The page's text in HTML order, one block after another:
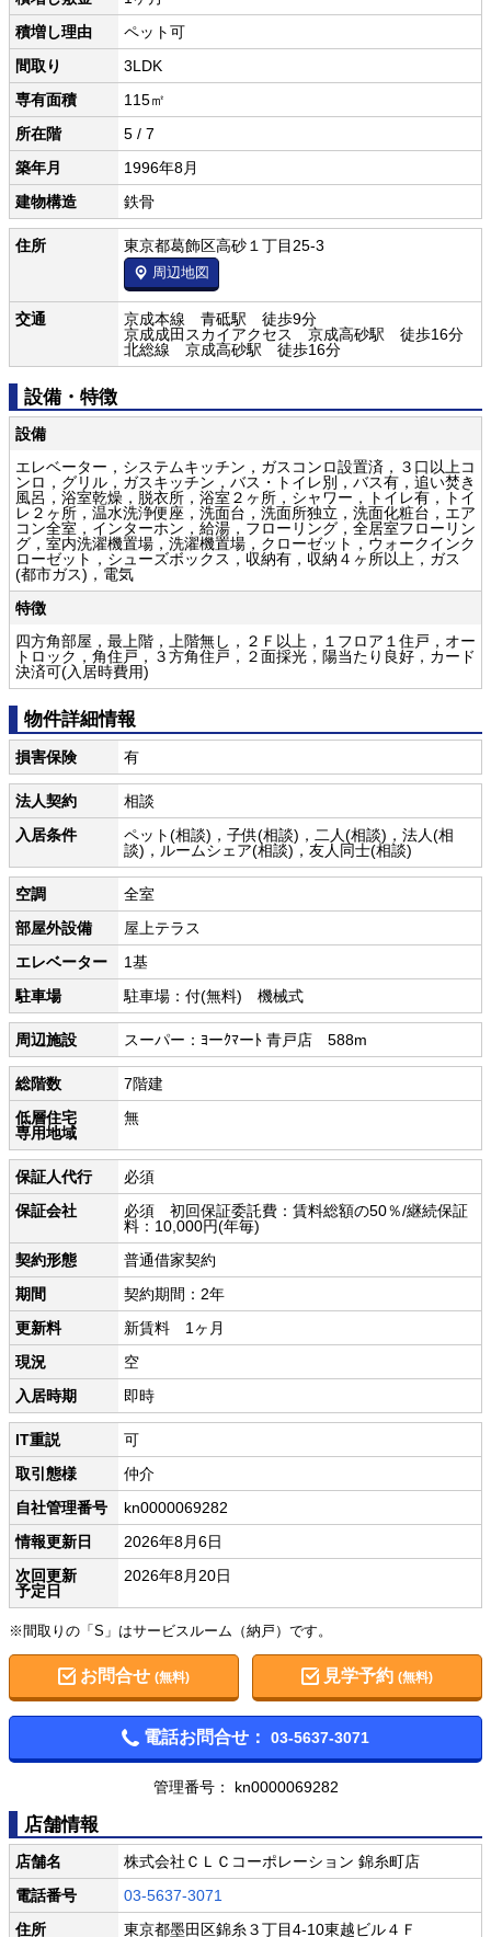
積増し理由
ペット可
間取り
3LDK
専有面積
115㎡
所在階
5 / 7
築年月
1996年8月
建物構造
鉄骨
住所 東京都葛飾区高砂１丁目25-3
周辺地図
交通
京成本線 青砥駅 徒歩9分
京成成田スカイアクセス 京成高砂駅 徒歩16分
北総線 京成高砂駅 徒歩16分
設備・特徴
設備
エレベーター，システムキッチン，ガスコンロ設置済，３口以上コ
ンロ，グリル，ガスキッチン，バス・トイレ別，バス有，追い焚き
風呂，浴室乾燥，脱衣所，浴室２ヶ所，シャワー，トイレ有，トイ
レ２ヶ所，温水洗浄便座，洗面台，洗面所独立，洗面化粧台，エア
コン全室，インターホン，給湯，フローリング，全居室フローリン
グ，室内洗濯機置場，洗濯機置場，クローゼット，ウォークインク
ローゼット，シューズボックス，収納有，収納４ヶ所以上，ガス
(都市ガス)，電気
特徴
四方角部屋，最上階，上階無し，２Ｆ以上，１フロア１住戸，オー
トロック，角住戸，３方角住戸，２面採光，陽当たり良好，カード
決済可(入居時費用)
物件詳細情報
損害保険 有
法人契約
相談
入居条件
ペット(相談)，子供(相談)，二人(相談)，法人(相
談)，ルームシェア(相談)，友人同士(相談)
空調
全室
部屋外設備
屋上テラス
エレベーター
1基
駐車場
駐車場：付(無料) 機械式
周辺施設 スーパー：ﾖーｸﾏーﾄ 青戸店 588m
総階数
7階建
低層住宅
専用地域
無
保証人代行
必須
保証会社
必須 初回保証委託費：賃料総額の50％/継続保証
料：10,000円(年毎)
契約形態
普通借家契約
期間
契約期間：2年
更新料
新賃料 1ヶ月
現況
空
入居時期
即時
IT重説
可
取引態様
仲介
自社管理番号
kn0000069282
情報更新日
2026年8月6日
次回更新
予定日
2026年8月20日
※間取りの「S」はサービスルーム（納戸）です。
お問合せ (無料) 見学予約(無料)
電話お問合せ： 03-5637-3071
管理番号： kn0000069282
店舗情報
店舗名
株式会社ＣＬＣコーポレーション 錦糸町店
電話番号
03-5637-3071
住所
東京都墨田区錦糸３丁目4-10東越ビル４Ｆ